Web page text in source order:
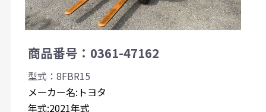
商品番号：0361-47162
型式：8FBR15
メーカー名:トヨタ
年式:2021年式